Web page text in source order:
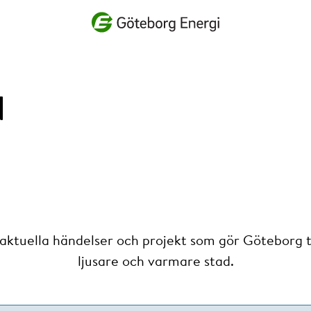
Vad vill du söka efter?
händelser och projekt som gör Göteborg
ljusare och varmare stad.